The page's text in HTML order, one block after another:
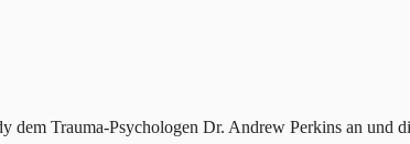
dem Trauma-Psychologen Dr. Andrew Perkins an und